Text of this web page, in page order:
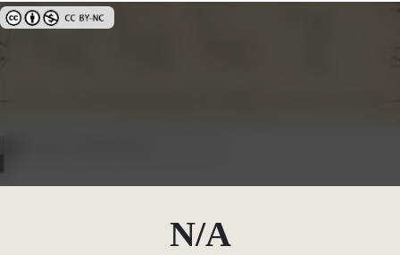
創用CC姓名標示-非商業性 3.0 台灣及其後版本(CC BY-NC 3.0 TW +)
N/A